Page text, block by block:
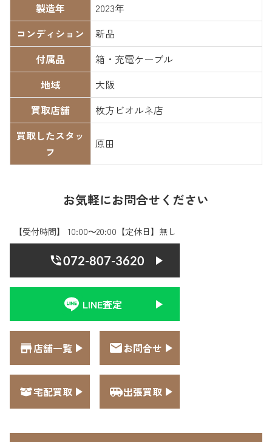
製造年
2023年
コンディション
新品
付属品
箱・充電ケーブル
地域
大阪
買取店舗
枚方ビオルネ店
買取したスタッ
フ
原田
お気軽にお問合せください
【受付時間】 10:00〜20:00【定休日】無し
072-807-3620
LINE査定
店舗一覧 お問合せ
宅配買取 出張買取